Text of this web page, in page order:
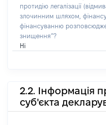
протидію легалізації
злочинним шляхом,
фінансуванню
знищення”?
Ні
2.2. Інформація
суб'єкта